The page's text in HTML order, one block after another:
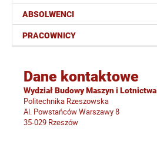
ABSOLWENCI
PRACOWNICY
Dane kontaktowe
Wydział Budowy Maszyn i Lotnictwa
Politechnika Rzeszowska
Al. Powstańców Warszawy 8
35-029 Rzeszów